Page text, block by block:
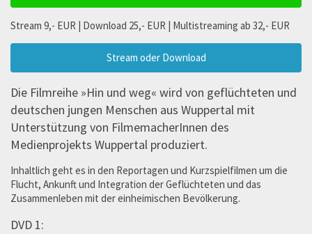
Stream 9,- EUR | Download 25,- EUR | Multistreaming ab 32,- EUR
Stream oder Download
Die Filmreihe »Hin und weg« wird von geflüchteten und
deutschen jungen Menschen aus Wuppertal mit
Unterstützung von FilmemacherInnen des
Medienprojekts Wuppertal produziert.
Inhaltlich geht es in den Reportagen und Kurzspielfilmen um die
Flucht, Ankunft und Integration der Geflüchteten und das
Zusammenleben mit der einheimischen Bevölkerung.
DVD 1: